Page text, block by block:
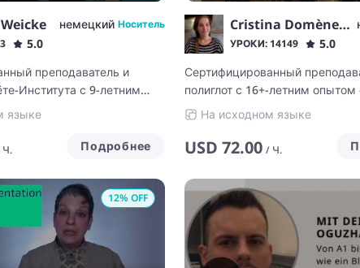
немецкий Носитель
5.0
преподаватель и
Института с 9-летним
языке
Ч. Подробнее
Cristina Domènech
УРОКИ: 14149
5.0
Сертифицированный
полиглот с 16+-летним опытом
языков с увлеченным
На исходном языке
USD 72.00 / Ч.
12% OFF